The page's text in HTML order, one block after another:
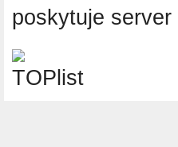
poskytuje server